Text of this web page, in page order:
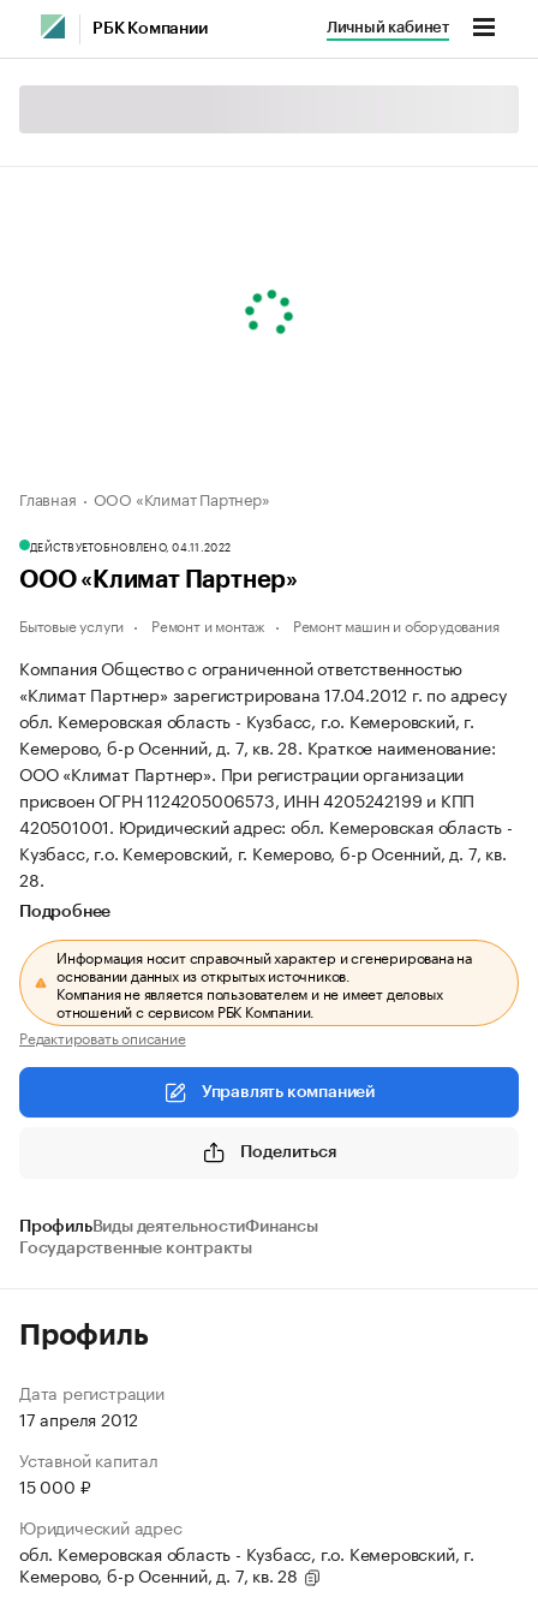
РБК Компании Личный кабинет
Главная ООО «Климат Партнер»
ДЕЙСТВУЕТОБНОВЛЕНО, 04.11.2022
ООО «Климат Партнер»
Бытовые услуги Ремонт и монтаж Ремонт машин и оборудования
Компания Общество с ограниченной ответственностью
«Климат Партнер» зарегистрирована 17.04.2012 г. по адресу
обл. Кемеровская область - Кузбасс, г.о. Кемеровский, г.
Кемерово, б-р Осенний, д. 7, кв. 28. Краткое наименование:
ООО «Климат Партнер». При регистрации организации
присвоен ОГРН 1124205006573, ИНН 4205242199 и КПП
420501001. Юридический адрес: обл. Кемеровская область -
Кузбасс, г.о. Кемеровский, г. Кемерово, б-р Осенний, д. 7, кв.
28.
Подробнее
Информация носит справочный характер и сгенерирована на
основании данных из открытых источников.
Компания не является пользователем и не имеет деловых
отношений с сервисом РБК Компании.
Редактировать описание
Управлять компанией
Поделиться
ПрофильВиды деятельностиФинансы
Государственные контракты
Профиль
Дата регистрации
17 апреля 2012
Уставной капитал
15 000 ₽
Юридический адрес
обл. Кемеровская область - Кузбасс, г.о. Кемеровский, г.
Кемерово, б-р Осенний, д. 7, кв. 28